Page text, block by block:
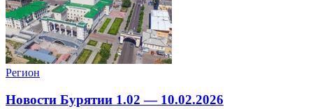
Регион
Новости Бурятии 1.02 — 10.02.2026